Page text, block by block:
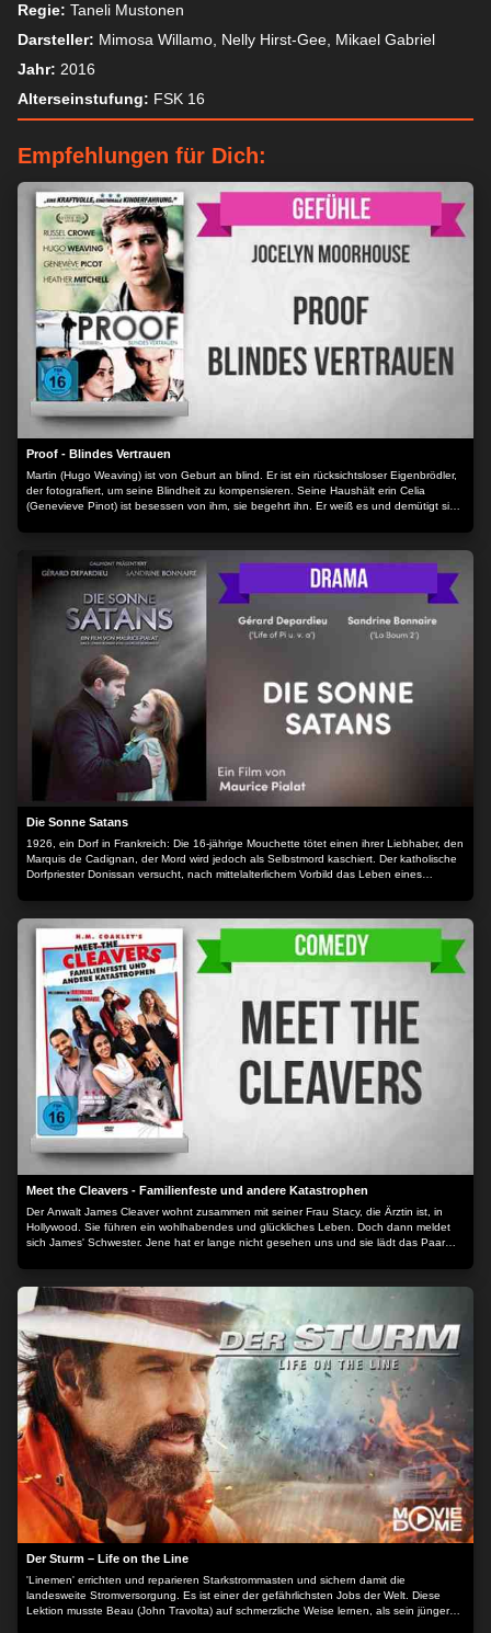
Regie: Taneli Mustonen
Darsteller: Mimosa Willamo, Nelly Hirst-Gee, Mikael Gabriel
Jahr: 2016
Alterseinstufung: FSK 16
Empfehlungen für Dich:
Proof - Blindes Vertrauen
Martin (Hugo Weaving) ist von Geburt an blind. Er ist ein rücksichtsloser Eigenbrödler,
der fotografiert, um seine Blindheit zu kompensieren. Seine Haushält erin Celia
(Genevieve Pinot) ist besessen von ihm, sie begehrt ihn. Er weiß es und demütigt sie
spielt. Doch als Martin in einem Restaurant zufällig den Küchenhelfer Andy (Russel
Crowe) kennenlernt ändert sich alles. Zwischen den beiden Männern entwickelt sich
eine besondere Freundschaft. Andy geht offen und kreativ mit Martins Behinderung
um. Martin vertraut ihm und weiht ihn in seine Geheimnisse ein. Aber auch Celia ist
fasziniert von Andy. Sie beginnt auch mit ihm zu spielen und Andy fällt in ihren Bann.
Er belügt für sie Martin und verstrickt sich immer mehr in ihre obsessive Intrige...
Die Sonne Satans
1926, ein Dorf in Frankreich: Die 16-jährige Mouchette tötet einen ihrer Liebhaber, den
Marquis de Cadignan, der Mord wird jedoch als Selbstmord kaschiert. Der katholische
Dorfpriester Donissan versucht, nach mittelalterlichem Vorbild das Leben eines
Donissan versucht, sie von ihrer seelischen Not zu befreien, indem er ihr alles über sie
selbst erzählt. Das verzweifelte Mädchen, das in seiner Verwirrung nicht mehr zwischen
Realität und Wahn zu unterscheiden weiß, flieht.
Meet the Cleavers - Familienfeste und andere Katastrophen
Der Anwalt James Cleaver wohnt zusammen mit seiner Frau Stacy, die Ärztin ist, in
Hollywood. Sie führen ein wohlhabendes und glückliches Leben. Doch dann meldet
sich James' Schwester. Jene hat er lange nicht gesehen uns und sie lädt das Paar
feiern, der das Alter gesundheitlich schon zu schaffen macht.
Der Sturm – Life on the Line
'Linemen' errichten und reparieren Starkstrommasten und sichern damit die
landesweite Stromversorgung. Es ist einer der gefährlichsten Jobs der Welt. Diese
Lektion musste Beau (John Travolta) auf schmerzliche Weise lernen, als sein jüngerer